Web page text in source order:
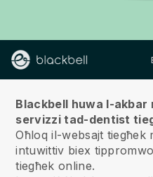
Blackbell huwa l-akbar
servizzi tad-dentist
Oħloq il-websajt tiegħek
intuwittiv biex
tiegħek online.